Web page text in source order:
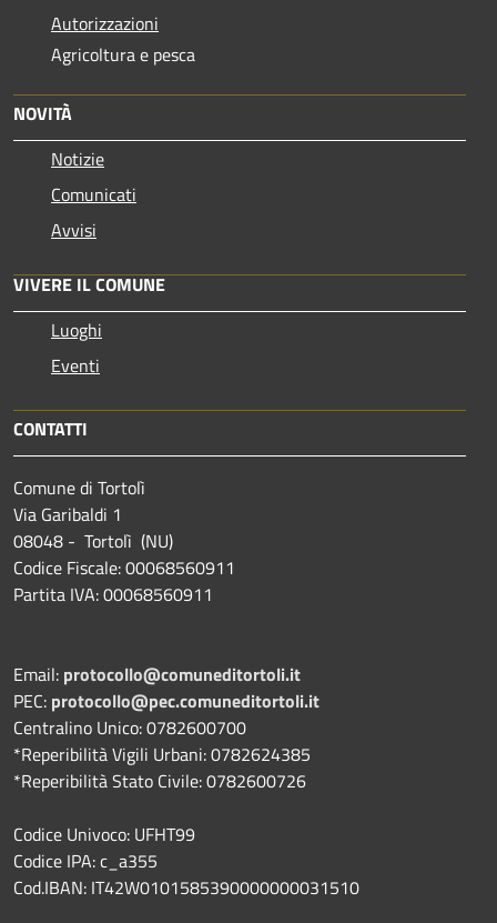
Autorizzazioni
Agricoltura e pesca
NOVITÀ
Notizie
Comunicati
Avvisi
VIVERE IL COMUNE
Luoghi
Eventi
CONTATTI
Comune di Tortolì
Via Garibaldi 1
08048 - Tortolì (NU)
Codice Fiscale: 00068560911
Partita IVA: 00068560911
Email: protocollo@comuneditortoli.it
PEC: protocollo@pec.comuneditortoli.it
Centralino Unico: 0782600700
*Reperibilità Vigili Urbani: 0782624385
*Reperibilità Stato Civile: 0782600726
Codice Univoco: UFHT99
Codice IPA: c_a355
Cod.IBAN: IT42W0101585390000000031510